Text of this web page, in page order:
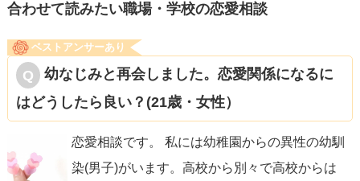
合わせて読みたい職場・学校の恋愛相談
ベストアンサーあり
幼なじみと再会しました。恋愛関係になるに
はどうしたら良い？(21歳・女性）
恋愛相談です。 私には幼稚園からの異性の幼馴
染(男子)がいます。高校から別々で高校からは